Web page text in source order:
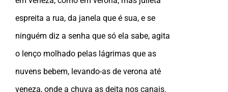
espreita a rua, da janela que é sua, e se
ninguém diz a senha que só ela sabe, agita
o lenço molhado pelas lágrimas que as
nuvens bebem, levando-as de verona até
veneza, onde a chuva as deita nos canais.